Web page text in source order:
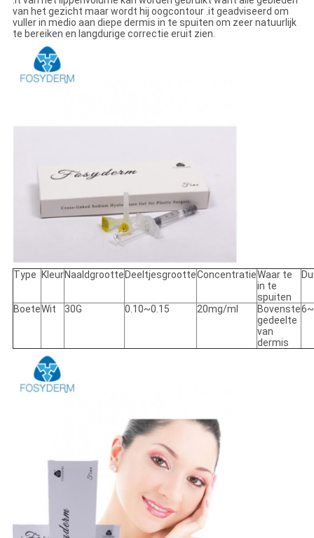
van het gezicht maar wordt hij oogcontour .it geadviseerd om
vuller in medio aan diepe dermis in te spuiten om zeer natuurlijk
te bereiken en langdurige correctie eruit zien.
Type KleurNaaldgrootte DeeltjesgrootteConcentratieWaar te
in te
spuiten
BoeteWit 30G 0.10~0.15 20mg/ml
Bovenste
gedeelte
van
dermis